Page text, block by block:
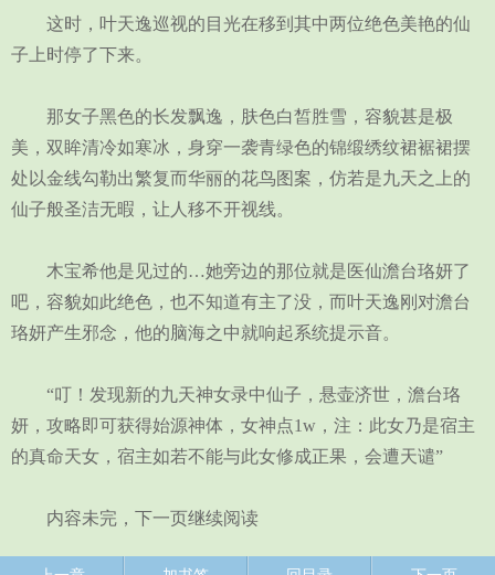
这时，叶天逸巡视的目光在移到其中两位绝色美艳的仙
子上时停了下来。
那女子黑色的长发飘逸，肤色白皙胜雪，容貌甚是极
美，双眸清冷如寒冰，身穿一袭青绿色的锦缎绣纹裙裾裙摆
处以金线勾勒出繁复而华丽的花鸟图案，仿若是九天之上的
仙子般圣洁无暇，让人移不开视线。
木宝希他是见过的…她旁边的那位就是医仙澹台珞妍了
吧，容貌如此绝色，也不知道有主了没，而叶天逸刚对澹台
珞妍产生邪念，他的脑海之中就响起系统提示音。
“叮！发现新的九天神女录中仙子，悬壶济世，澹台珞
妍，攻略即可获得始源神体，女神点1w，注：此女乃是宿主
的真命天女，宿主如若不能与此女修成正果，会遭天谴”
内容未完，下一页继续阅读